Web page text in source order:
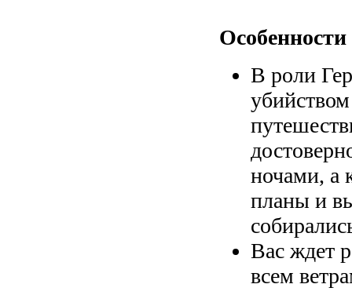
В роли
ночами, а
планы и
Вас ждет
всем